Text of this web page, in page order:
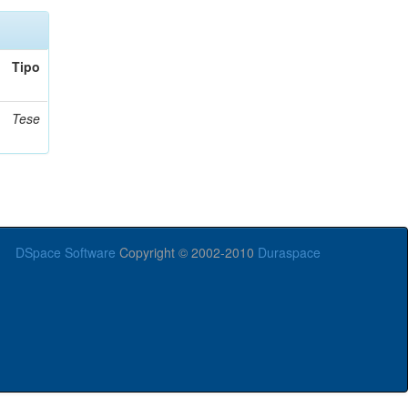
Tipo
Tese
DSpace Software Copyright © 2002-2010 Duraspace